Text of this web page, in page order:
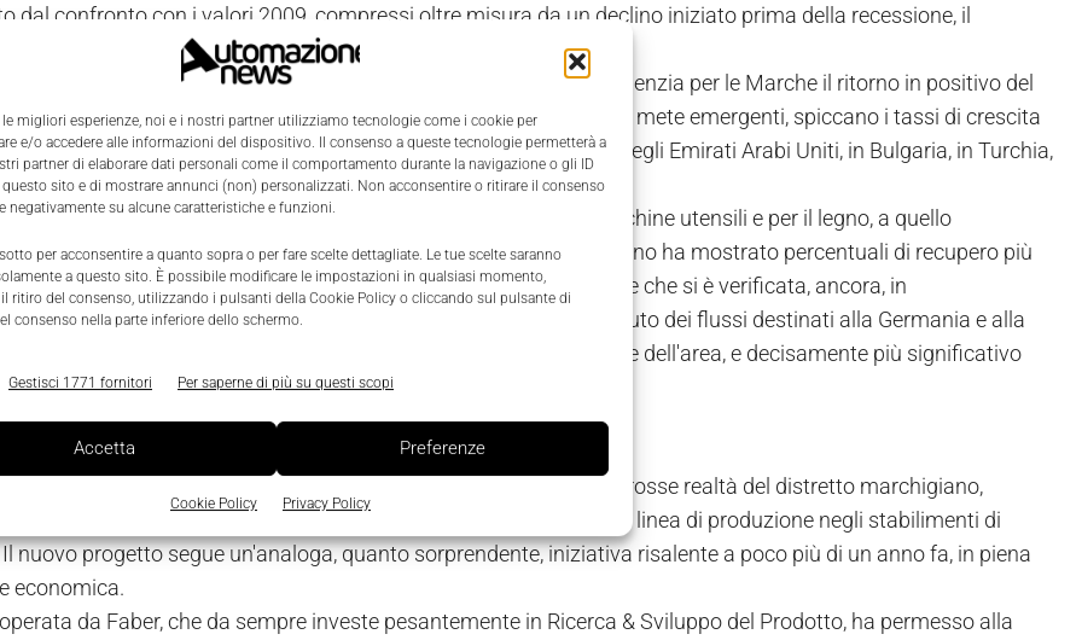
le migliori esperienze, noi e i nostri partner utilizziamo tecnologie come i cookie per
e/o accedere alle informazioni del dispositivo. Il consenso a queste tecnologie permetterà a
partner di elaborare dati personali come il comportamento durante la navigazione o gli ID
sito e di mostrare annunci (non) personalizzati. Non acconsentire o ritirare il consenso
negativamente su alcune caratteristiche e funzioni.
per acconsentire a quanto sopra o per fare scelte dettagliate. Le tue scelte saranno
a questo sito. È possibile modificare le impostazioni in qualsiasi momento,
ritiro del consenso, utilizzando i pulsanti della Cookie Policy o cliccando sul pulsante di
consenso nella parte inferiore dello schermo.
Gestisci 1771 fornitori Per saperne di più su questi scopi
Accetta Preferenze
Cookie Policy Privacy Policy
dal confronto con i valori 2009, compressi oltre misura da un declino iniziato prima della recessione, il
più che incoraggiante.
mercati di sbocco effettuata nello studio di Intesa San Paolo evidenzia per le Marche il ritorno in positivo del
all'export di tutte le primarie mete commerciali della regione. Tra le mete emergenti, spiccano i tassi di crescita
diretto rispettivamente (in ordine d'importanza delle quote 2009) negli Emirati Arabi Uniti, in Bulgaria, in Turchia,
e in Tunisia.
quello alimentare della pasta, a quello metalmeccanico, delle macchine utensili e per il legno, a quello
il distretto delle cappe aspiranti e degli elettrodomestici di Fabriano ha mostrato percentuali di recupero più
sei mesi dell'anno, meno nel trimestre in esame. Alla contrazione che si è verificata, ancora, in
dell'export francese e spagnolo, fa fronte un recupero contenuto dei flussi destinati alla Germania e alla
la seconda e la terza meta commerciale delle imprese dell'area, e decisamente più significativo
britannico, polacco e statunitense.
di chi punta sull'innovazione
panorama ci ha colpito l'annuncio da parte di Faber, una delle più grosse realtà del distretto marchigiano,
storico di cappe aspiranti, dell'inaugurazione a breve di una nuova linea di produzione negli stabilimenti di
nuovo progetto segue un'analoga, quanto sorprendente, iniziativa risalente a poco più di un anno fa, in piena
economica.
da Faber, che da sempre investe pesantemente in Ricerca & Sviluppo del Prodotto, ha permesso alla